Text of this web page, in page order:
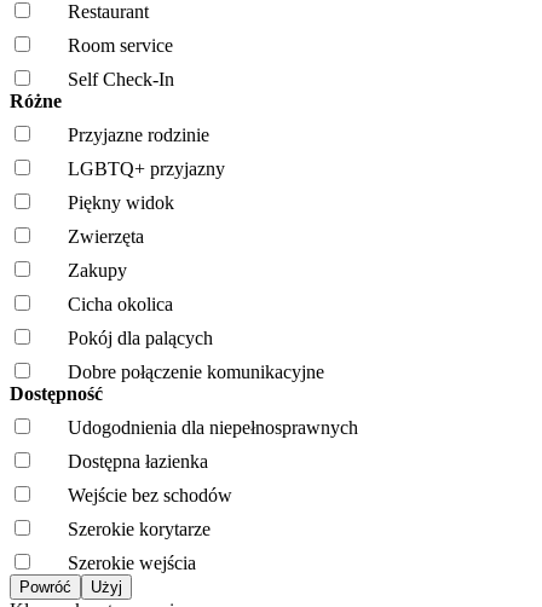
Restaurant
Room service
Self Check-In
Różne
Przyjazne rodzinie
LGBTQ+ przyjazny
Piękny widok
Zwierzęta
Zakupy
Cicha okolica
Pokój dla palących
Dobre połączenie komunikacyjne
Dostępność
Udogodnienia dla niepełnosprawnych
Dostępna łazienka
Wejście bez schodów
Szerokie korytarze
Szerokie wejścia